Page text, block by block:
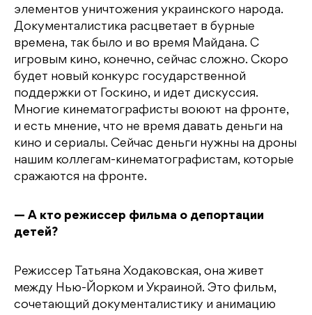
элементов уничтожения украинского народа.
Документалистика расцветает в бурные
времена, так было и во время Майдана. С
игровым кино, конечно, сейчас сложно. Скоро
будет новый конкурс государственной
поддержки от Госкино, и идет дискуссия.
Многие кинематографисты воюют на фронте,
и есть мнение, что не время давать деньги на
кино и сериалы. Сейчас деньги нужны на дроны
нашим коллегам-кинематографистам, которые
сражаются на фронте.
— А кто режиссер фильма о депортации
детей?
Режиссер Татьяна Ходаковская, она живет
между Нью-Йорком и Украиной. Это фильм,
сочетающий документалистику и анимацию